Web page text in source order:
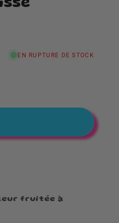
EN RUPTURE DE STOCK
fruitée à